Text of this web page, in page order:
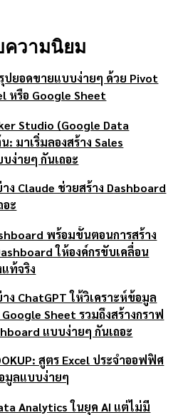
วามนิยม
ปยอดขายแบบง่ายๆ ด้วย Pivot
หรือ Google Sheet
Studio (Google Data
: มาเริ่มลองสร้าง Sales
ง่ายๆ กันเถอะ
ง Claude ช่วยสร้าง Dashboard
ะ
พร้อมขั้นตอนการสร้าง
ให้องค์กรขับเคลื่อน
ท้จริง
ง ChatGPT ให้วิเคราะห์ข้อมูล
Sheet รวมถึงสร้างกราฟ
แบบง่ายๆ กันเถอะ
สูตร Excel ประจำออฟฟิศ
มูลแบบง่ายๆ
Analytics ในยุค AI แต่ไม่มี